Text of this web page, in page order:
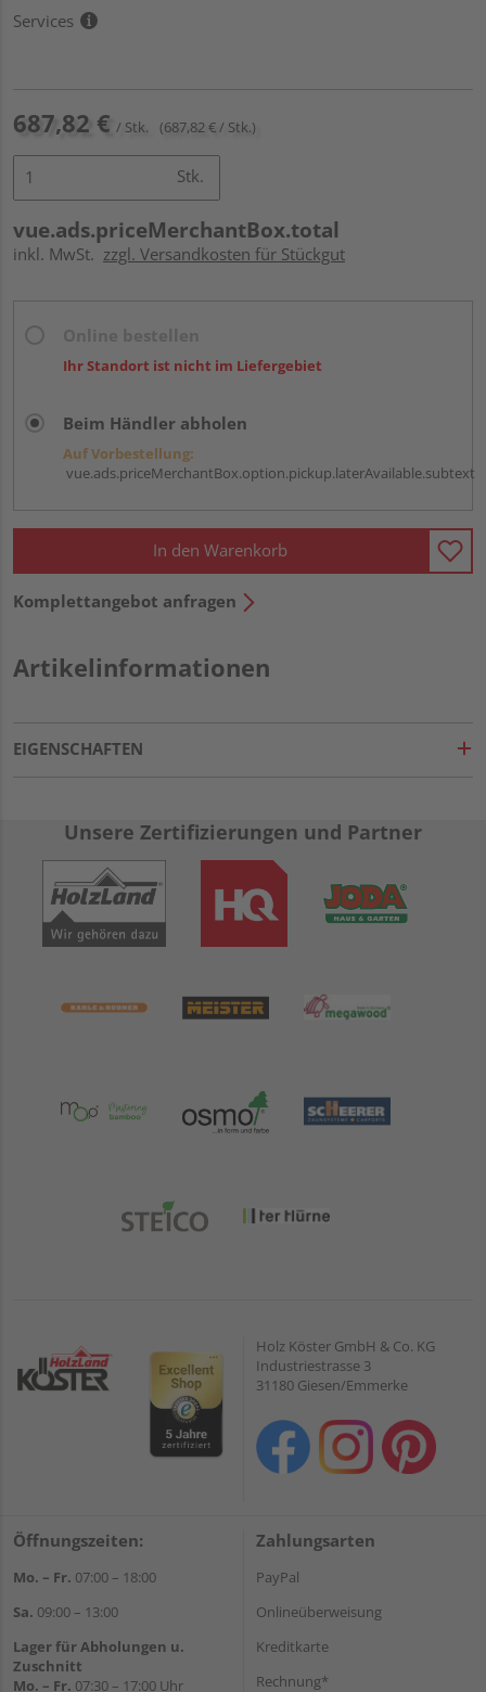
Services
687,82 € / Stk. (687,82 € / Stk.)
Stk.
vue.ads.priceMerchantBox.total
inkl. MwSt. zzgl. Versandkosten für Stückgut
Ihr Standort ist nicht im Liefergebiet
Beim Händler abholen
Auf Vorbestellung:
vue.ads.priceMerchantBox.option.pickup.laterAvailable.subtext
In den Warenkorb
Komplettangebot anfragen
Artikelinformationen
EIGENSCHAFTEN
Unsere Zertifizierungen und Partner
Holz Köster GmbH & Co. KG
Industriestrasse 3
31180 Giesen/Emmerke
Öffnungszeiten:
Mo. – Fr. 07:00 – 18:00
Sa. 09:00 – 13:00
Lager für Abholungen u.
Zuschnitt
Mo. – Fr. 07:30 – 17:00 Uhr
Zahlungsarten
PayPal
Onlineüberweisung
Kreditkarte
Rechnung*